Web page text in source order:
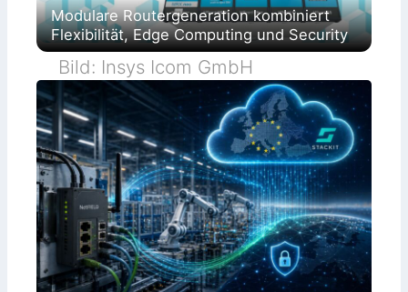
Modulare Routergeneration kombiniert
Flexibilität, Edge Computing und Security
Bild: Insys Icom GmbH